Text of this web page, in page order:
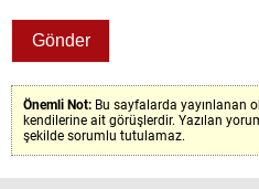
Önemli Not: Bu sayfalarda yayınlanan
kendilerine ait görüşlerdir. Yazılan
şekilde sorumlu tutulamaz.